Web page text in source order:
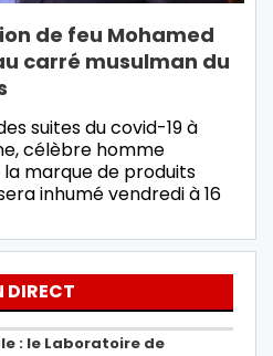
de feu Mohamed
carré musulman du
suites du covid-19 à
célèbre homme
marque de produits
inhumé vendredi à 16
DIRECT
: le Laboratoire de